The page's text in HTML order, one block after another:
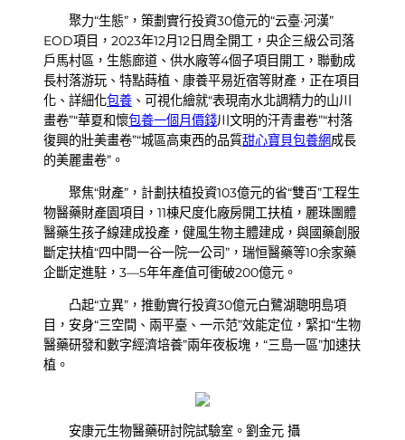
聚力“生態”，策劃實行投資30億元的“云臺·河漢”
EOD項目，2023年12月12日周全開工，央企三級公司落
戶馬村區，生態廊道、供水廠等4個子項目開工，聯動成
長村落游玩、特點蒔植、康養平易近宿等財產，正在項目
化、詳細化包養 、可視化繪就“表現南水北調精力的山川
畫卷”“華夏和懷包養一個月價錢川文明的汗青畫卷”“村落
復興的壯美畫卷”“城區高東西的品質甜心寶貝包養網成長
的美麗畫卷”。
聚焦“財產”，計劃扶植投資103億元的省“雙百”工程生
物醫藥財產園項目，11棟尺度化廠房開工扶植，麗珠團體
醫藥生孩子線建成投產，健風生物主體建成，與國藥創服
斷定扶植“四中間一谷一院一公司”，瑞恒醫藥等10余家藥
企斷定進駐，3—5年年產值可衝破200億元。
凸起“立異”，推動實行投資30億元白鷺湖聰明島項
目，安身“三空間、兩平臺、一示范”效能定位，緊扣“生物
醫藥研發和數字經濟培養”兩年夜板塊，“三島一區”加速扶
植。
安康元生物醫藥研討院試驗室。劉金元 攝